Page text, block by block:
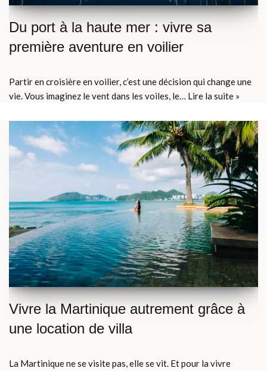
Du port à la haute mer : vivre sa
première aventure en voilier
Partir en croisière en voilier, c’est une décision qui change une
vie. Vous imaginez le vent dans les voiles, le… Lire la suite »
Vivre la Martinique autrement grâce à
une location de villa
La Martinique ne se visite pas, elle se vit. Et pour la vivre